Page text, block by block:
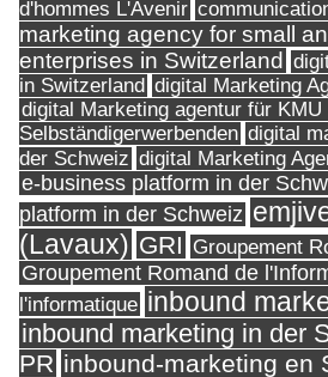
d'hommes L'Avenir
marketing agency for small
enterprises in Switzerland
in Switzerland digital Marketing
digital Marketing agentur für KMU
Selbständigerwerbenden digital
der Schweiz digital Marketing
e-business platform in der
platform in der Schweiz
(Lavaux) GRI Groupement
Groupement Romand de
l'informatique inbound
inbound marketing in der
PR inbound-marketing en